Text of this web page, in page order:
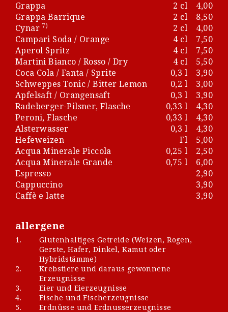
Grappa
2 cl
4,00
Grappa Barrique
2 cl
8,50
Cynar 7) 2 cl
4,00
Campari Soda / Orange
4 cl
7,50
Aperol Spritz
4 cl
7,50
Martini Bianco / Rosso / Dry
4 cl
5,50
Coca Cola / Fanta / Sprite
0,3 l
3,90
Schweppes Tonic / Bitter Lemon
0,2 l
3,00
Apfelsaft / Orangensaft
0,3 l
3,90
Radeberger-Pilsner, Flasche
0,33 l
4,30
Peroni, Flasche
0,33 l
4,30
Alsterwasser
0,3 l
4,30
Hefeweizen
Fl
5,00
Acqua Minerale Piccola
0,25 l
2,50
Acqua Minerale Grande
0,75 l
6,00
Espresso
2,90
Cappuccino
3,90
Caffè e latte
3,90
allergene
1.
Glutenhaltiges Getreide (Weizen, Rogen,
Gerste, Hafer, Dinkel, Kamut oder
Hybridstämme)
2.
Krebstiere und daraus gewonnene
Erzeugnisse
3.
Eier und Eierzeugnisse
4.
Fische und Fischerzeugnisse
5.
Erdnüsse und Erdnusserzeugnisse